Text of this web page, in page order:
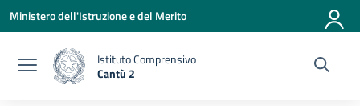
Vai ai contenuti
Vai al menu di navigazione
Vai al footer
Ministero dell'Istruzione e del Merito
Istituto Comprensivo
Cantù 2